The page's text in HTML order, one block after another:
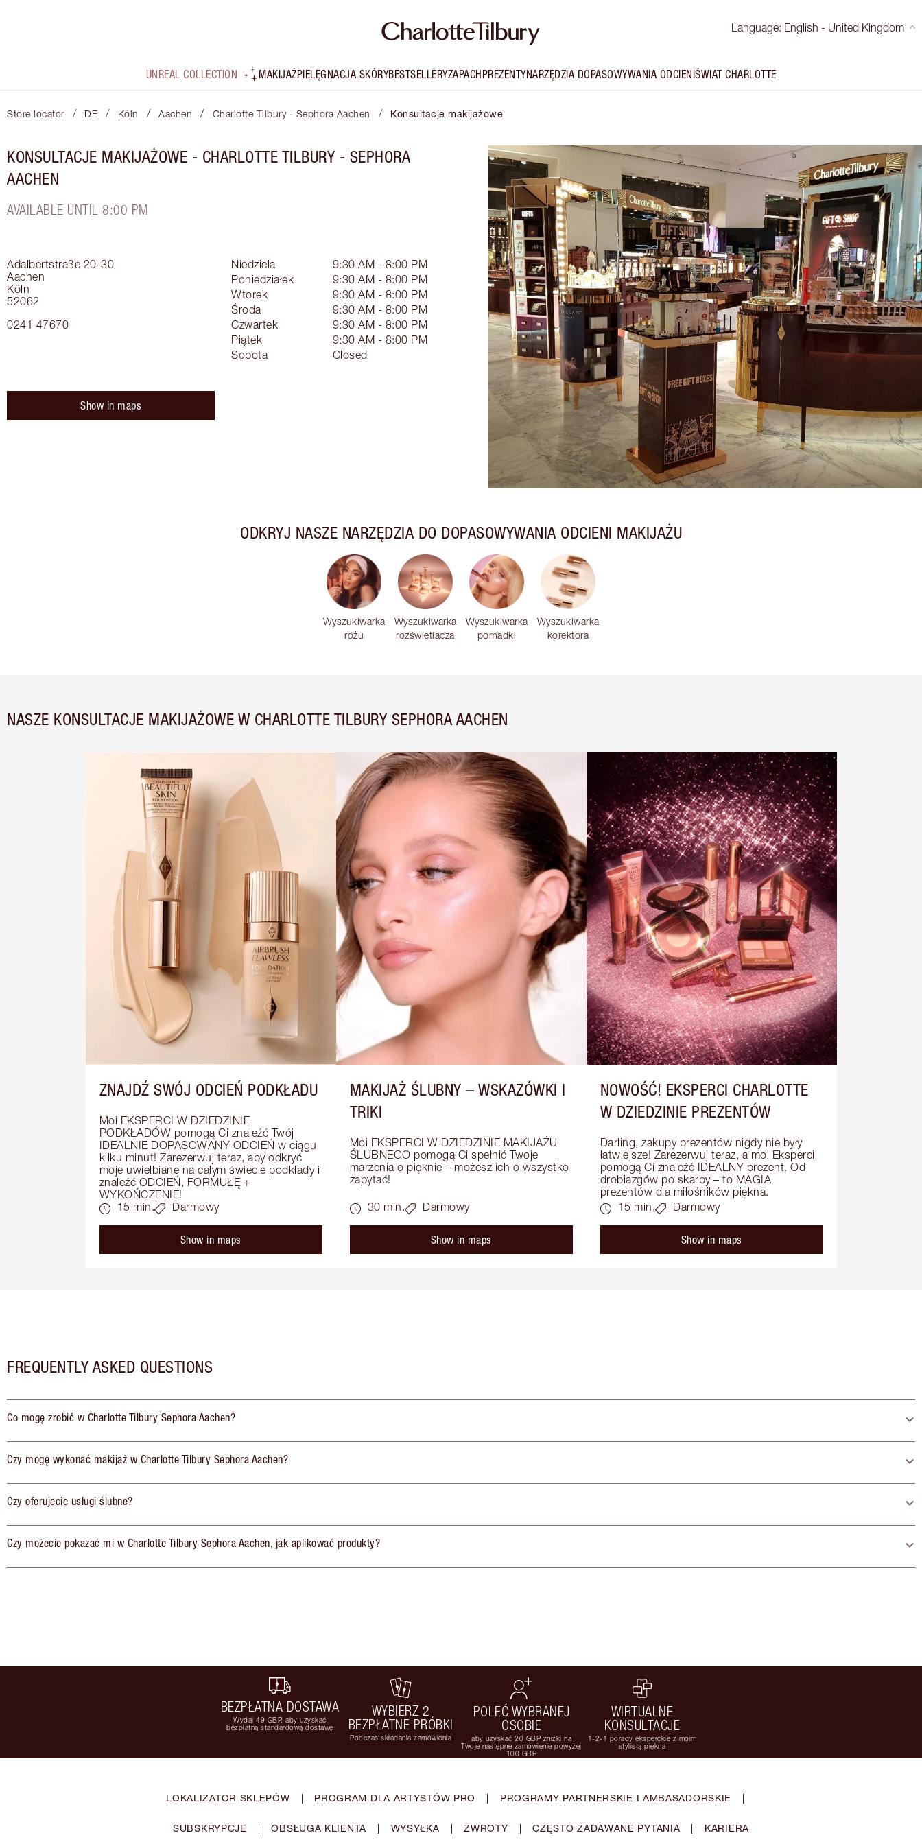
Language: English - United Kingdom
UNREAL COLLECTION MAKIJAŻPIELĘGNACJA SKÓRYBESTSELLERYZAPACHPREZENTYNARZĘDZIA DOPASOWYWANIA ODCIENIŚWIAT CHARLOTTE
Store locator / DE / Köln / Aachen / Charlotte Tilbury - Sephora Aachen / Konsultacje makijażowe
KONSULTACJE MAKIJAŻOWE - CHARLOTTE TILBURY - SEPHORA
AACHEN
AVAILABLE UNTIL 8:00 PM
Adalbertstraße 20-30
Aachen
Köln
52062
0241 47670
Niedziela
9:30 AM - 8:00 PM
Poniedziałek
9:30 AM - 8:00 PM
Wtorek
9:30 AM - 8:00 PM
Środa
9:30 AM - 8:00 PM
Czwartek
9:30 AM - 8:00 PM
Piątek
9:30 AM - 8:00 PM
Sobota
Closed
Show in maps
ODKRYJ NASZE NARZĘDZIA DO DOPASOWYWANIA ODCIENI MAKIJAŻU
Wyszukiwarka
różu
Wyszukiwarka
rozświetlacza
Wyszukiwarka
pomadki
Wyszukiwarka
korektora
NASZE KONSULTACJE MAKIJAŻOWE W CHARLOTTE TILBURY SEPHORA AACHEN
ZNAJDŹ SWÓJ ODCIEŃ PODKŁADU
Moi EKSPERCI W DZIEDZINIE
PODKŁADÓW pomogą Ci znaleźć Twój
IDEALNIE DOPASOWANY ODCIEŃ w ciągu
kilku minut! Zarezerwuj teraz, aby odkryć
moje uwielbiane na całym świecie podkłady i
znaleźć ODCIEŃ, FORMUŁĘ +
WYKOŃCZENIE!
15 min.
Darmowy
Show in maps
MAKIJAŻ ŚLUBNY – WSKAZÓWKI I
TRIKI
Moi EKSPERCI W DZIEDZINIE MAKIJAŻU
ŚLUBNEGO pomogą Ci spełnić Twoje
marzenia o pięknie – możesz ich o wszystko
zapytać!
30 min. Darmowy
Show in maps
NOWOŚĆ! EKSPERCI CHARLOTTE
W DZIEDZINIE PREZENTÓW
Darling, zakupy prezentów nigdy nie były
łatwiejsze! Zarezerwuj teraz, a moi Eksperci
pomogą Ci znaleźć IDEALNY prezent. Od
drobiazgów po skarby – to MAGIA
prezentów dla miłośników piękna.
15 min.
Darmowy
Show in maps
FREQUENTLY ASKED QUESTIONS
Co mogę zrobić w Charlotte Tilbury Sephora Aachen?
Czy mogę wykonać makijaż w Charlotte Tilbury Sephora Aachen?
Czy oferujecie usługi ślubne?
Czy możecie pokazać mi w Charlotte Tilbury Sephora Aachen, jak aplikować produkty?
BEZPŁATNA DOSTAWA
Wydaj 49 GBP, aby uzyskać
bezpłatną standardową dostawę
WYBIERZ 2
BEZPŁATNE PRÓBKI
Podczas składania zamówienia
POLEĆ WYBRANEJ
OSOBIE
aby uzyskać 20 GBP zniżki na
Twoje następne zamówienie powyżej
100 GBP
WIRTUALNE
KONSULTACJE
1-2-1 porady eksperckie z moim
stylistą piękna
LOKALIZATOR SKLEPÓW | PROGRAM DLA ARTYSTÓW PRO | PROGRAMY PARTNERSKIE I AMBASADORSKIE |
SUBSKRYPCJE | OBSŁUGA KLIENTA | WYSYŁKA | ZWROTY | CZĘSTO ZADAWANE PYTANIA | KARIERA